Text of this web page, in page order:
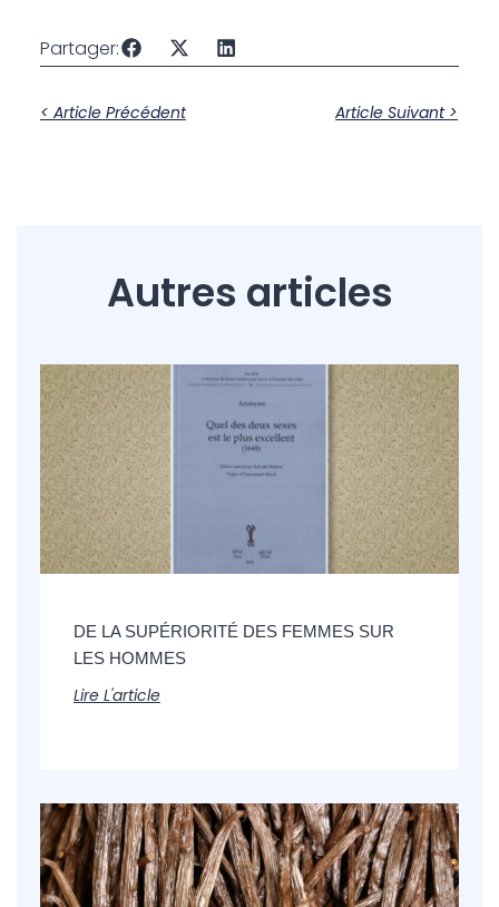
Partager:
< Article Précédent Article Suivant >
Autres articles
DE LA SUPÉRIORITÉ DES FEMMES SUR
LES HOMMES
Lire L'article